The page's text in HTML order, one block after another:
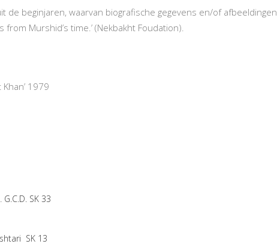
beginjaren, waarvan biografische gegevens en/of afbeeldingen
Murshid’s time.’ (Nekbakht Foudation).
1979
SK 33
SK 13